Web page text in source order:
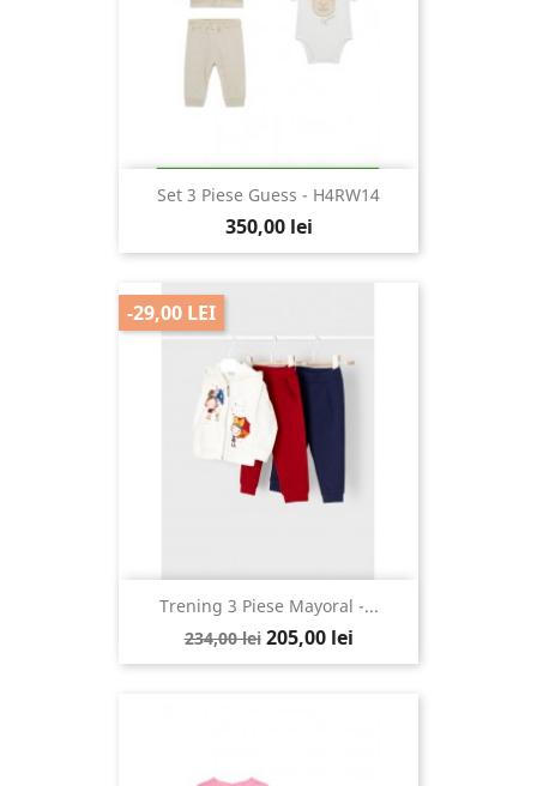
Set 3 Piese Guess - H4RW14
350,00 lei
Trening 3 Piese Mayoral -...
234,00 lei 205,00 lei
-29,00 LEI